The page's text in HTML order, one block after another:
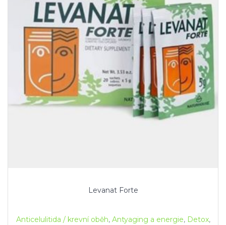
Levanat Forte
Anticelulitida / krevní oběh, Antyaging a energie, Detox,